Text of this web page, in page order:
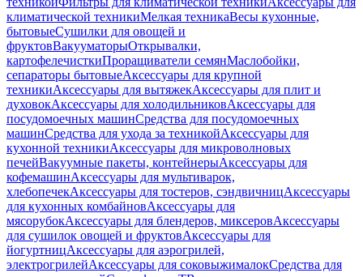
климатической техникиМелкая техникаВесы кухонные,
бытовыеСушилки для овощей и
фруктовВакууматорыОткрывалки,
картофелечисткиПроращиватели семянМаслобойки,
сепараторы бытовыеАксессуары для крупной
техникиАксессуары для вытяжекАксессуары для плит и
духовокАксессуары для холодильниковАксессуары для
посудомоечных машинСредства для посудомоечных
машинСредства для ухода за техникойАксессуары для
кухонной техникиАксессуары для микроволновых
печейВакуумные пакеты, контейнерыАксессуары для
кофемашинАксессуары для мультиварок,
хлебопечекАксессуары для тостеров, сэндвичницАксессуары
для кухонных комбайновАксессуары для
мясорубокАксессуары для блендеров, миксеровАксессуары
для сушилок овощей и фруктовАксессуары для
йогуртницАксессуары для аэрогрилей,
электрогрилейАксессуары для соковыжималокСредства для